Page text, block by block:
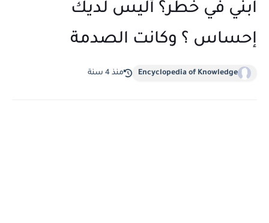
ابني في خطر؟ أليس لديك
إحساس ؟ وكانت الصدمة
Encyclopedia of Knowledge منذ 4 سنة